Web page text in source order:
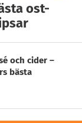
ost-
och cider –
bästa